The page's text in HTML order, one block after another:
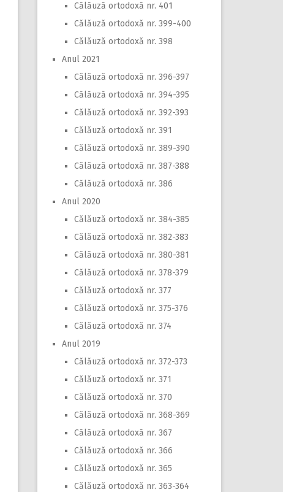
Călăuză ortodoxă nr. 401
Călăuză ortodoxă nr. 399-400
Călăuză ortodoxă nr. 398
Anul 2021
Călăuză ortodoxă nr. 396-397
Călăuză ortodoxă nr. 394-395
Călăuză ortodoxă nr. 392-393
Călăuză ortodoxă nr. 391
Călăuză ortodoxă nr. 389-390
Călăuză ortodoxă nr. 387-388
Călăuză ortodoxă nr. 386
Anul 2020
Călăuză ortodoxă nr. 384-385
Călăuză ortodoxă nr. 382-383
Călăuză ortodoxă nr. 380-381
Călăuză ortodoxă nr. 378-379
Călăuză ortodoxă nr. 377
Călăuză ortodoxă nr. 375-376
Călăuză ortodoxă nr. 374
Anul 2019
Călăuză ortodoxă nr. 372-373
Călăuză ortodoxă nr. 371
Călăuză ortodoxă nr. 370
Călăuză ortodoxă nr. 368-369
Călăuză ortodoxă nr. 367
Călăuză ortodoxă nr. 366
Călăuză ortodoxă nr. 365
Călăuză ortodoxă nr. 363-364